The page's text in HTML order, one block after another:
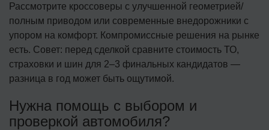
Рассмотрите кроссоверы с улучшенной геометрией/
полным приводом или современные внедорожники с
упором на комфорт. Компромиссные решения на рынке
есть. Совет: перед сделкой сравните стоимость ТО,
страховки и шин для 2–3 финальных кандидатов —
разница в год может быть ощутимой.
Нужна помощь с выбором и
проверкой автомобиля?